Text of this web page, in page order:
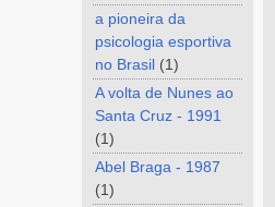
a pioneira da
psicologia esportiva
no Brasil (1)
A volta de Nunes ao
Santa Cruz - 1991
(1)
Abel Braga - 1987
(1)